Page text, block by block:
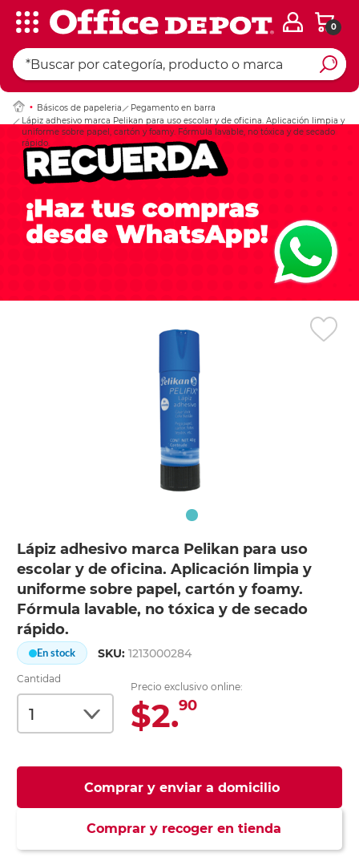
0
Básicos de papeleria
Pegamento en barra
Lápiz adhesivo marca Pelikan para uso escolar y de oficina. Aplicación limpia y
uniforme sobre papel, cartón y foamy. Fórmula lavable, no tóxica y de secado
rápido.
Lápiz adhesivo marca Pelikan para uso
escolar y de oficina. Aplicación limpia y
uniforme sobre papel, cartón y foamy.
Fórmula lavable, no tóxica y de secado
rápido.
En stock SKU:1213000284
Cantidad
Precio exclusivo online:
$2.90
Comprar y enviar a domicilio
Comprar y recoger en tienda
Ingresar Codigo